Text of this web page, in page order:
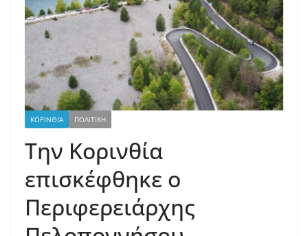
ΚΟΡΙΝΘΙΑ ΠΟΛΙΤΙΚΗ
Την Κορινθία
επισκέφθηκε ο
Περιφερειάρχης